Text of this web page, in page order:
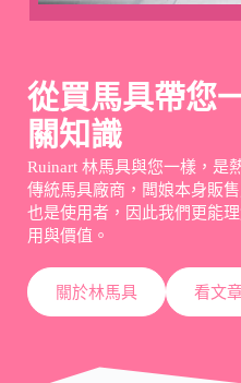
從買馬具帶您
關知識
Ruinart 林馬具與您一樣，是
傳統馬具廠商，闆娘本身販
也是使用者，因此我們更能
用與價值。
關於林馬具 看文